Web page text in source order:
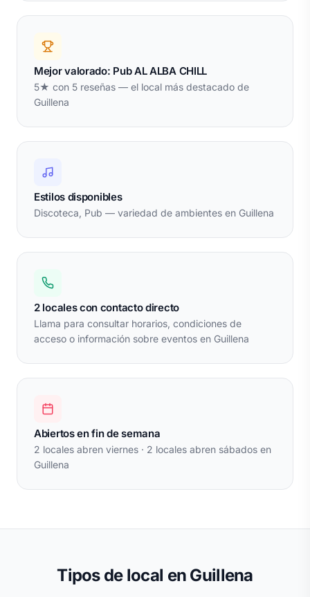
Mejor valorado: Pub AL ALBA CHILL
5★ con 5 reseñas — el local más destacado de
Guillena
Estilos disponibles
Discoteca, Pub — variedad de ambientes en Guillena
2 locales con contacto directo
Llama para consultar horarios, condiciones de
acceso o información sobre eventos en Guillena
Abiertos en fin de semana
2 locales abren viernes · 2 locales abren sábados en
Guillena
Tipos de local en Guillena